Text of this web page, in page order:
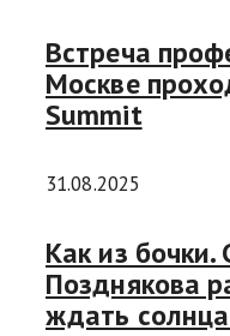
Встреча
Москве
Summit
31.08.2025
Как из бочки.
Позднякова
ждать